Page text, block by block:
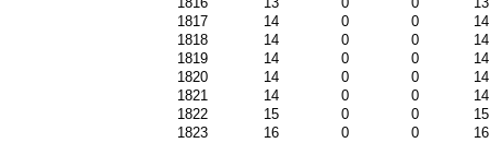
1817
14 0 0
14
1818
14 0 0
14
1819
14 0 0
14
1820
14 0 0
14
1821
14 0 0
14
1822
15 0 0
15
1823
16 0 0
16